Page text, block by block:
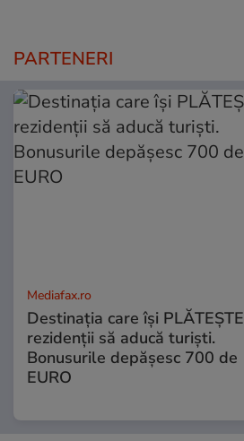
PARTENERI
Mediafax.ro
Destinația care își PLĂTEȘTE
rezidenții să aducă turiști.
Bonusurile depășesc 700 de
EURO